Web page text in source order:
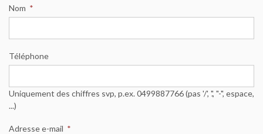
Nom *
Téléphone
Uniquement des chiffres svp, p.ex. 0499887766 (pas '/', '.', "-", espace,
...)
Adresse e-mail *